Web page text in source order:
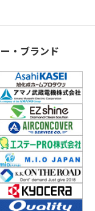
・ブランド